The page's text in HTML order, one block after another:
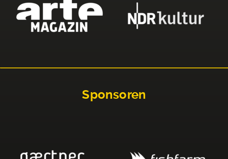
Sponsoren